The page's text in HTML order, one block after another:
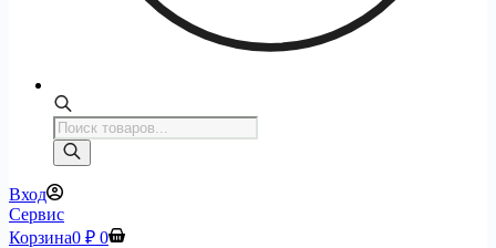
Поиск
товаров
Вход
Сервис
Корзина0 ₽ 0